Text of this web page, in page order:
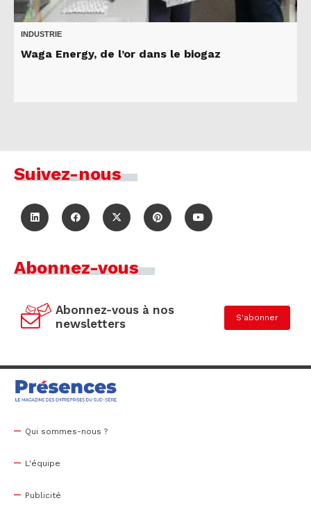
INDUSTRIE
Waga Energy, de l’or dans le biogaz
Suivez-nous
Abonnez-vous
Abonnez-vous à nos
newsletters
S'abonner
Qui sommes-nous ?
L'équipe
Publicité